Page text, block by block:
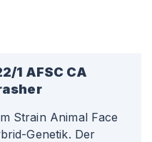
1 AFSC CA
Strain Animal Face
Genetik. Der